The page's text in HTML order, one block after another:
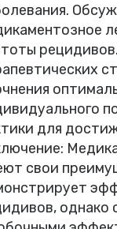
для
свои
однако